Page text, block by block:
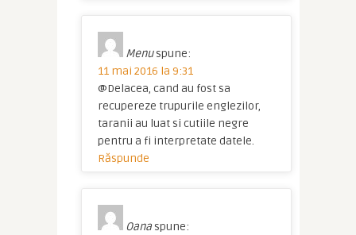
Menu spune:
11 mai 2016 la 9:31
@Delacea, cand au fost sa
recupereze trupurile englezilor,
taranii au luat si cutiile negre
pentru a fi interpretate datele.
Răspunde
Oana spune: